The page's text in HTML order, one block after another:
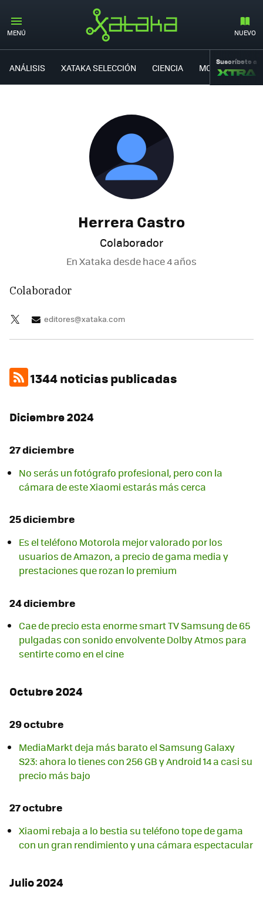
MENÚ NUEVO
ANÁLISIS XATAKA SELECCIÓN CIENCIA MOVILIDAD
Suscríbete a
Herrera Castro
Colaborador
En Xataka desdehace 4 años
Colaborador
editores@xataka.com
1344 noticias publicadas
Diciembre 2024
27 diciembre
No serás un fotógrafo profesional, pero con la
cámara de este Xiaomi estarás más cerca
25 diciembre
Es el teléfono Motorola mejor valorado por los
usuarios de Amazon, a precio de gama media y
prestaciones que rozan lo premium
24 diciembre
Cae de precio esta enorme smart TV Samsung de 65
pulgadas con sonido envolvente Dolby Atmos para
sentirte como en el cine
Octubre 2024
29 octubre
MediaMarkt deja más barato el Samsung Galaxy
S23: ahora lo tienes con 256 GB y Android 14 a casi su
precio más bajo
27 octubre
Xiaomi rebaja a lo bestia su teléfono tope de gama
con un gran rendimiento y una cámara espectacular
Julio 2024